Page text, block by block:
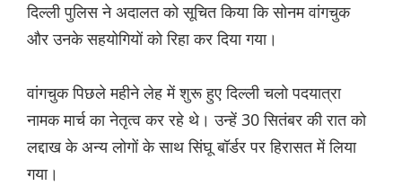
दिल्ली पुलिस ने अदालत को सूचित किया कि सोनम वांगचुक
और उनके सहयोगियों को रिहा कर दिया गया।
वांगचुक पिछले महीने लेह में शुरू हुए दिल्ली चलो पदयात्रा
नामक मार्च का नेतृत्व कर रहे थे। उन्हें 30 सितंबर की रात को
लद्दाख के अन्य लोगों के साथ सिंघू बॉर्डर पर हिरासत में लिया
गया।